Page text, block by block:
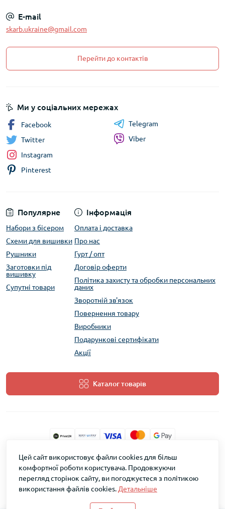
E-mail
skarb.ukraine@gmail.com
Перейти до контактів
Популярне
Набори з бісером
Схеми для вишивки
Рушники
Заготовки під
вишивку
Супутні товари
Інформація
Оплата і доставка
Про нас
Гурт / опт
Договір оферти
Політика захисту та обробки персональних
даних
Зворотній зв'язок
Повернення товару
Виробники
Подарункові сертифікати
Акції
Каталог товарів
Ми у соціальних мережах
Facebook
Twitter
Instagram
Pinterest
Telegram
Viber
ТМ Скарб © 2026
Цей сайт використовує файли cookies для більш
комфортної роботи користувача. Продовжуючи
перегляд сторінок сайту, ви погоджуєтеся з політикою
використання файлів cookies. Детальніше